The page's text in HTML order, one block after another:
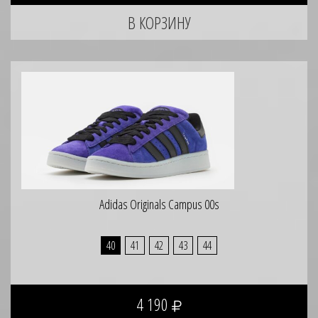
Adidas Originals Campus 00s
40 41 42 43 44
4 190